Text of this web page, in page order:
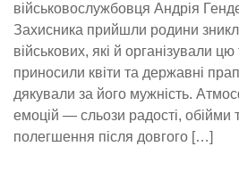
військовослужбовця Андрія
Захисника прийшли родини
військових, які й організували
приносили квіти та державні
дякували за його мужність.
емоцій — сльози радості, обійми
полегшення після довгого […]